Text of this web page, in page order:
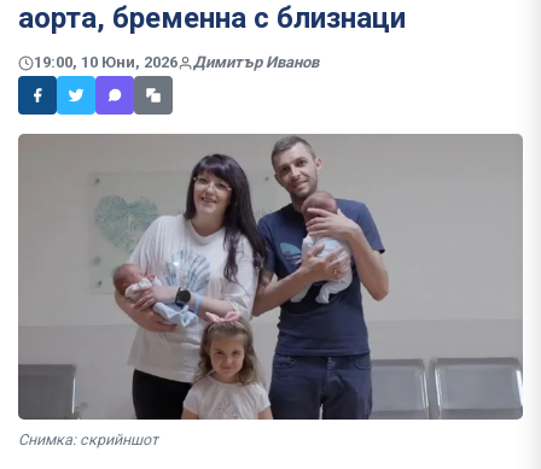
аорта, бременна с близнаци
19:00, 10 Юни, 2026 Димитър Иванов
Снимка: скрийншот